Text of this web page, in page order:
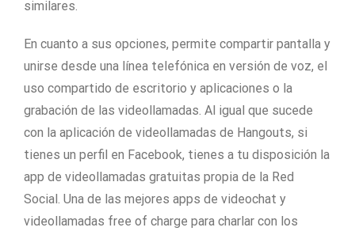
similares.
En cuanto a sus opciones, permite compartir pantalla y
unirse desde una línea telefónica en versión de voz, el
uso compartido de escritorio y aplicaciones o la
grabación de las videollamadas. Al igual que sucede
con la aplicación de videollamadas de Hangouts, si
tienes un perfil en Facebook, tienes a tu disposición la
app de videollamadas gratuitas propia de la Red
Social. Una de las mejores apps de videochat y
videollamadas free of charge para charlar con los